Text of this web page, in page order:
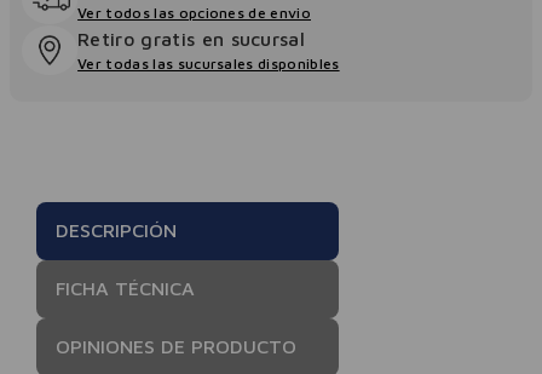
Ver todos las opciones de envio
Retiro gratis en sucursal
Ver todas las sucursales disponibles
DESCRIPCIÓN
FICHA TÉCNICA
OPINIONES DE PRODUCTO